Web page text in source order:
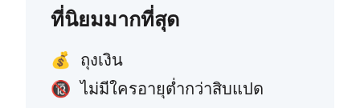
ที่นิยมมากที่สุด
💰 ถุงเงิน
🔞 ไม่มีใครอายุต่ำกว่าสิบแปด